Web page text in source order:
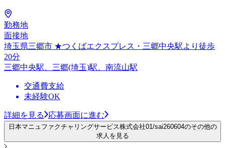
勤務地
面接地
埼玉県三郷市 ★つくばエクスプレス・三郷中央駅より徒歩
20分
三郷中央駅、三郷(埼玉)駅、南流山駅
交通費支給
未経験OK
詳細を見る 応募画面に進む
日本マニュファクチャリングサービス株式会社01/sai260604のその他の
求人を見る